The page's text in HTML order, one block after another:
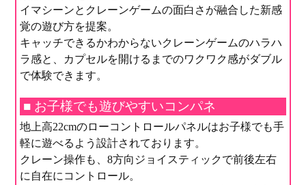
イマシーンとクレーンゲームの面白さが融合した新感
覚の遊び方を提案。
キャッチできるかわからないクレーンゲームのハラハ
ラ感と、カプセルを開けるまでのワクワク感がダブル
で体験できます。
■ お子様でも遊びやすいコンパネ
地上高22cmのローコントロールパネルはお子様でも手
軽に遊べるよう設計されております。
クレーン操作も、8方向ジョイスティックで前後左右
に自在にコントロール。